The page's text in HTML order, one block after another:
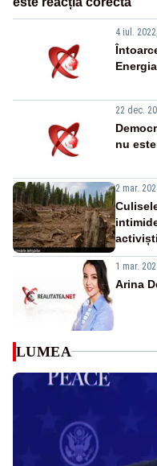
4 iul.
22 dec.
nu
2 mar.
1 mar.
Arina
LUMEA